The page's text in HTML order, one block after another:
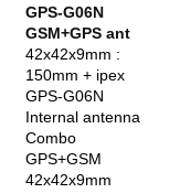
GPS-G06N
GSM+GPS ant
42x42x9mm :
150mm + ipex
GPS-G06N
Internal antenna
Combo
GPS+GSM
42x42x9mm